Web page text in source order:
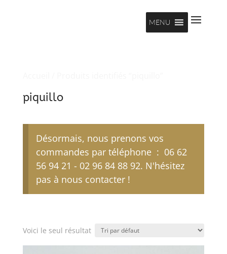
MENU
piquillo
Désormais, nous prenons vos
commandes par téléphone : 06 62
56 94 21 - 02 96 84 88 92. N'hésitez
pas à nous contacter !
Voici le seul résultat